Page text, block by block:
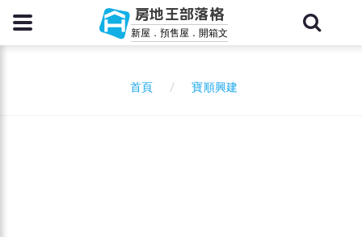
房地王部落格
新屋．預售屋．開箱文
首頁 寶順興建